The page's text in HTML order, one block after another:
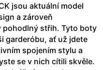
jsou aktuální model
a zároveň
pohodlný střih. Tyto boty
garderóbu, ať už jdete
spojením stylu a
se v nich cítili skvěle.